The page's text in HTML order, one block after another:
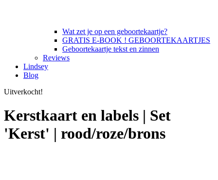
Wat zet je op een geboortekaartje?
GRATIS E-BOOK ! GEBOORTEKAARTJES
Geboortekaartje tekst en zinnen
Reviews
Lindsey
Blog
Uitverkocht!
Kerstkaart en labels | Set
'Kerst' | rood/roze/brons